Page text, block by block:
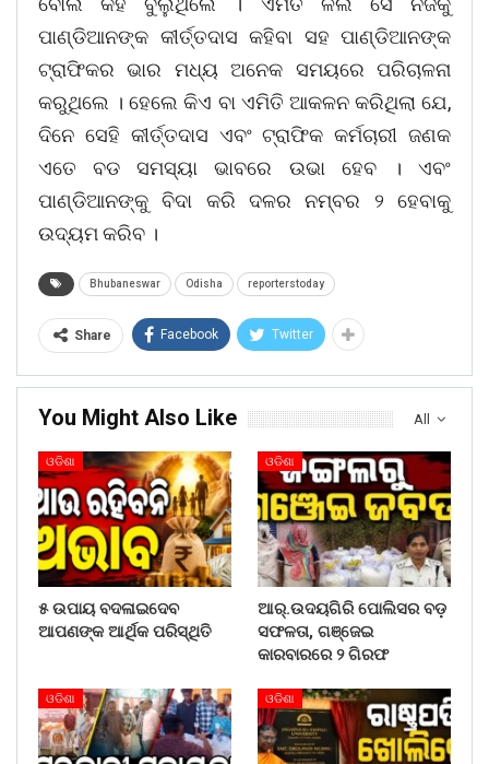
ପାଣ୍ଡିଆନଙ୍କ କୀର୍ତ୍ତଦାସ କହିବା ସହ ପାଣ୍ଡିଆନଙ୍କ
ଟ୍ରାଫିକର ଭାର ମଧ୍ୟ ଅନେକ ସମୟରେ ପରିଚାଳନା
କରୁଥିଲେ । ହେଲେ କିଏ ବା ଏମିତି ଆକଳନ କରିଥିଲା ଯେ,
ଦିନେ ସେହି କୀର୍ତ୍ତଦାସ ଏବଂ ଟ୍ରାଫିକ କର୍ମଚାରୀ ଜଣକ
ଏତେ ବଡ ସମସ୍ୟା ଭାବରେ ଉଭା ହେବ । ଏବଂ
ପାଣ୍ଡିଆନଙ୍କୁ ବିଦା କରି ଦଳର ନମ୍ବର ୨ ହେବାକୁ
ଉଦ୍ୟମ କରିବ ।
Bhubaneswar Odisha reporterstoday
Share Facebook Twitter
All
You Might Also Like
ଓଡିଶା
୫ ଉପାୟ ବଦଳାଇଦେବ
ଆପଣଙ୍କ ଆର୍ଥିକ ପରିସ୍ଥିତି
ଓଡିଶା
ଆର୍.ଉଦୟଗିରି ପୋଲିସର ବଡ଼
ସଫଳତା, ଗଞ୍ଜେଇ
କାରବାରରେ ୨ ଗିରଫ
ଓଡିଶା ଓଡିଶା